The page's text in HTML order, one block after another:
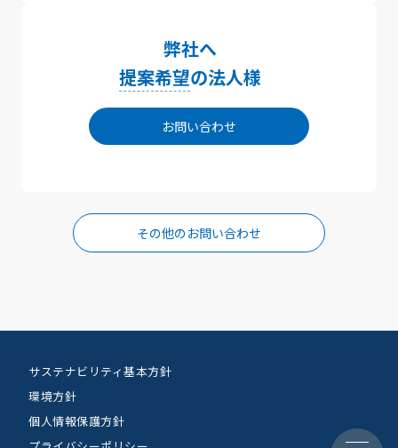
弊社へ
提案希望の法人様
お問い合わせ
その他のお問い合わせ
サステナビリティ基本方針
環境方針
個人情報保護方針